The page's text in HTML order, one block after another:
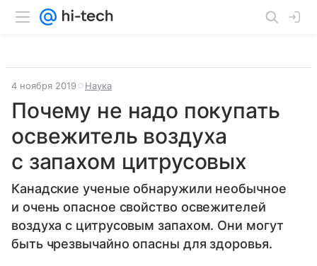
4 ноября 2019 Наука
Почему не надо покупать
освежитель воздуха
с запахом цитрусовых
Канадские ученые обнаружили необычное
и очень опасное свойство освежителей
воздуха с цитрусовым запахом. Они могут
быть чрезвычайно опасны для здоровья.